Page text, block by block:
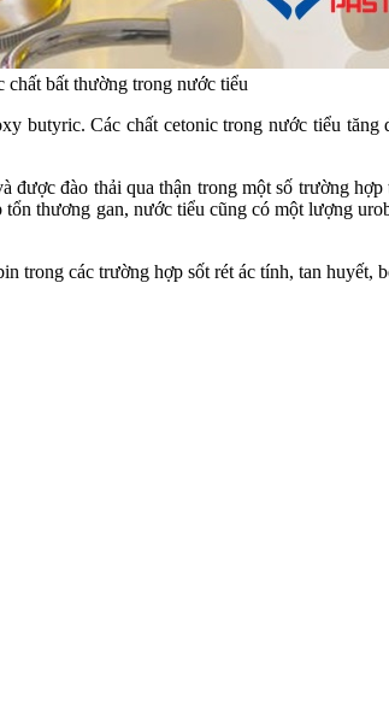
chất bất thường trong nước tiểu
butyric. Các chất cetonic trong nước tiểu
đào thải qua thận trong một số trường
thương gan, nước tiểu cũng có một lượng
trong các trường hợp sốt rét ác tính, tan huyết,